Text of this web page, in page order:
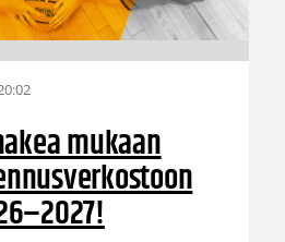
mukaan